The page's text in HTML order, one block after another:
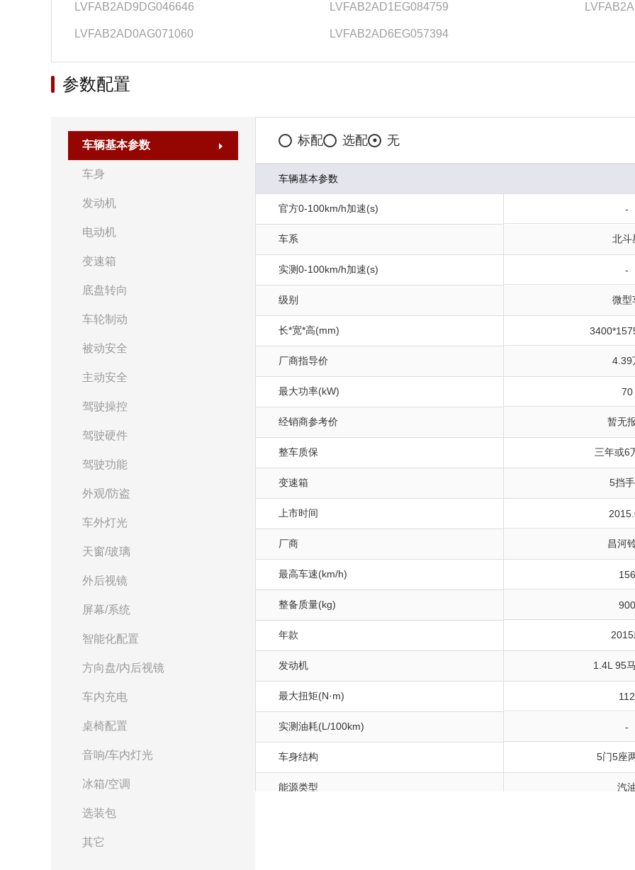
LVFAB2AD9DG046646 LVFAB2AD1EG084759
LVFAB2AD0AG071060 LVFAB2AD6EG057394
参数配置
车辆基本参数
车身
发动机
电动机
变速箱
底盘转向
车轮制动
被动安全
主动安全
驾驶操控
驾驶硬件
驾驶功能
外观/防盗
车外灯光
天窗/玻璃
外后视镜
屏幕/系统
智能化配置
方向盘/内后视镜
车内充电
桌椅配置
音响/车内灯光
冰箱/空调
选装包
其它
标配 选配 无
车辆基本参数
官方0-100km/h加速(s) -
车系 北斗
实测0-100km/h加速(s) -
级别 微型
长*宽*高(mm)
厂商指导价 4.39
最大功率(kW) 70
经销商参考价 暂无
整车质保 三年或6
变速箱 5挡
上市时间
厂商 昌河
最高车速(km/h) 156
整备质量(kg) 900
年款 2015
发动机 1.4L 95
最大扭矩(N·m) 112
实测油耗(L/100km) -
车身结构 5门5座
能源类型 汽